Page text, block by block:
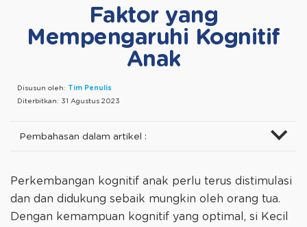
Faktor yang
Mempengaruhi Kognitif
Anak
Disusun oleh: Tim Penulis
Diterbitkan: 31 Agustus 2023
Pembahasan dalam artikel :
Perkembangan kognitif anak perlu terus distimulasi
dan dan didukung sebaik mungkin oleh orang tua.
Dengan kemampuan kognitif yang optimal, si Kecil